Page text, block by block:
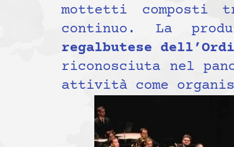
mottetti
continuo. La
regalbutese
riconosciuta nel
attività come